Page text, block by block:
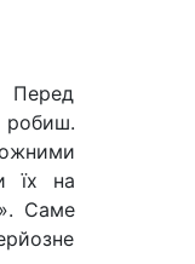
Перед
робиш.
їх на
Саме